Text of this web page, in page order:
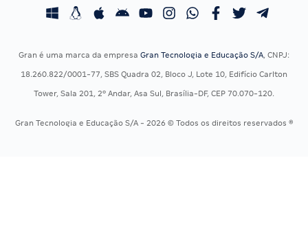
Concursos Fiscais
Concursos Saúde
Residência Multiprofissional
Calendário OAB
Gran é uma marca da empresa Gran Tecnologia e Educação S/A, CNPJ:
18.260.822/0001-77, SBS Quadra 02, Bloco J, Lote 10, Edifício Carlton
Tower, Sala 201, 2º Andar, Asa Sul, Brasília-DF, CEP 70.070-120.
Gran Tecnologia e Educação S/A - 2026 © Todos os direitos reservados ®